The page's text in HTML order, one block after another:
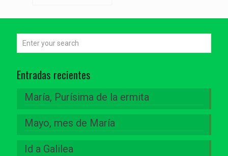
Entradas recientes
María, Purísima de la ermita
Mayo, mes de María
Id a Galilea